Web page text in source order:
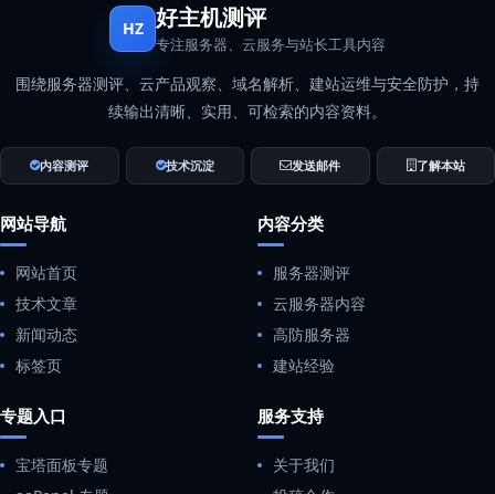
HZ 好主机测评
专注服务器、云服务与站长工具内容
围绕服务器测评、云产品观察、域名解析、建站运维与安全防护，持
续输出清晰、实用、可检索的内容资料。
内容测评 技术沉淀 发送邮件 了解本站
网站导航
网站首页
技术文章
新闻动态
标签页
内容分类
服务器测评
云服务器内容
高防服务器
建站经验
专题入口
宝塔面板专题
服务支持
关于我们